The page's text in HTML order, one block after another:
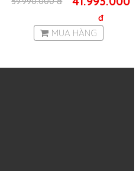
HAFELE 536.61.655
đ
MUA HÀNG